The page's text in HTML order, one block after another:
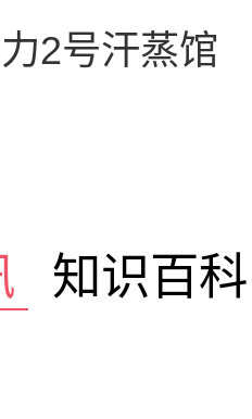
2号汗蒸馆
知识百科